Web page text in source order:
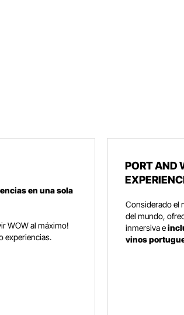
en una sola
WOW al máximo!
experiencias.
PORT AND
Considerado el
del mundo,
inmersiva e
vinos